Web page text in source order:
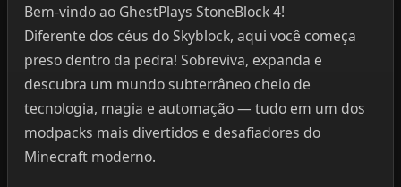
Bem-vindo ao GhestPlays StoneBlock 4!
Diferente dos céus do Skyblock, aqui você começa
preso dentro da pedra! Sobreviva, expanda e
descubra um mundo subterrâneo cheio de
tecnologia, magia e automação — tudo em um dos
modpacks mais divertidos e desafiadores do
Minecraft moderno.